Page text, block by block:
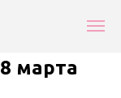
марта